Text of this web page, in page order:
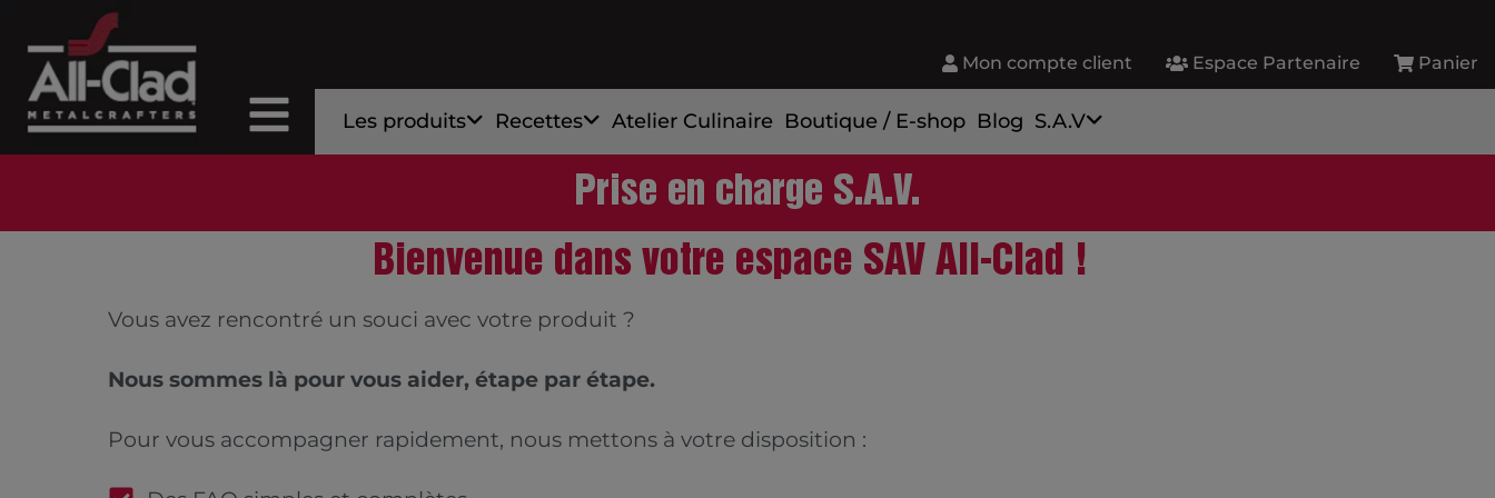
Mon compte client Espace Partenaire Panier
Les produits Recettes Atelier Culinaire Boutique / E-shop Blog S.A.V
Prise en charge S.A.V.
Bienvenue dans votre espace SAV All-Clad !
Vous avez rencontré un souci avec votre produit ?
Nous sommes là pour vous aider, étape par étape.
Pour vous accompagner rapidement, nous mettons à votre disposition :